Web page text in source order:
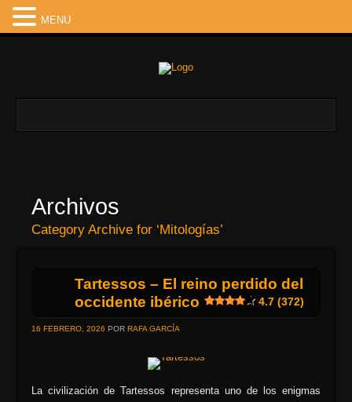
Archivos
Category Archive for ‘Mitologías’
Tartessos – El reino perdido del
occidente ibérico
4.7 (372)
16 FEBRERO, 2026 POR RAFA GARCÍA
La civilización de Tartessos representa uno de los enigmas
MENU